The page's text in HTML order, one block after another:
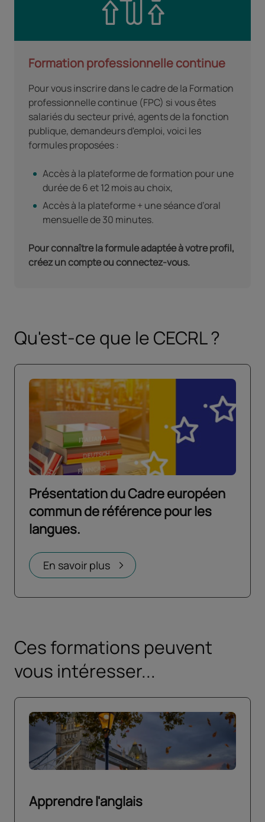
Formation professionnelle continue
Pour vous inscrire dans le cadre de la Formation
professionnelle continue (FPC) si vous êtes
salariés du secteur privé, agents de la fonction
publique, demandeurs d'emploi, voici les
formules proposées :
Accès à la plateforme de formation pour une
durée de 6 et 12 mois au choix,
Accès à la plateforme + une séance d’oral
mensuelle de 30 minutes.
Pour connaître la formule adaptée à votre profil,
créez un compte ou connectez-vous.
Qu'est-ce que le CECRL ?
Présentation du Cadre européen
commun de référence pour les
langues.
En savoir plus
Ouvrir dans un nouvel onglet
Ces formations peuvent
vous intéresser...
Apprendre l'anglais